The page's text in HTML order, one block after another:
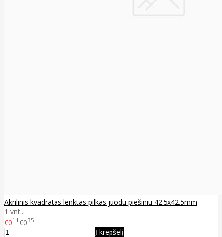
Akrilinis kvadratas lenktas pilkas juodu piešiniu 42.5x42.5mm
1 vnt...
€011 €035
Į krepšelį